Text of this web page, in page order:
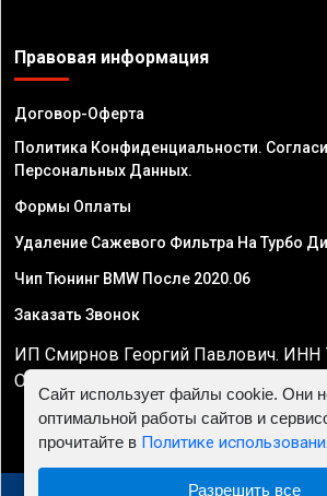
Правовая информация
Договор-Оферта
Политика Конфиденциальности.
Персональных Данных.
Формы Оплаты
Удаление Сажевого Фильтра На Турбо
Чип Тюнинг BMW После 2020.06
Заказать Звонок
ИП Смирнов Георгий Павлович. ИНН
ОГРНИП 324470400032610
Сайт использует файлы cookie. Они
оптимальной работы сайтов и
прочитайте в Политике
Разрешить все